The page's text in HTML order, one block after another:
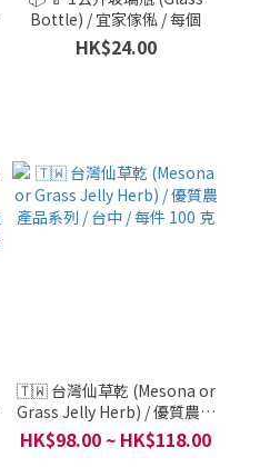
Bottle) / 宜家傢俬 / 每個
HK$24.00
🇹🇼 台灣仙草乾 (Mesona or
Grass Jelly Herb) / 優質農產
品系列 / 台中 / 每件 100 克
HK$98.00 ~ HK$118.00